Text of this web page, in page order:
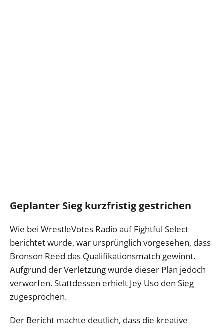
Geplanter Sieg kurzfristig gestrichen
Wie bei WrestleVotes Radio auf Fightful Select
berichtet wurde, war ursprünglich vorgesehen, dass
Bronson Reed das Qualifikationsmatch gewinnt.
Aufgrund der Verletzung wurde dieser Plan jedoch
verworfen. Stattdessen erhielt Jey Uso den Sieg
zugesprochen.
Der Bericht machte deutlich, dass die kreative